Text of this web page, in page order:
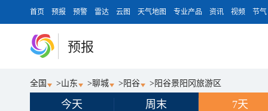
首页 预报 预警 雷达 云图 天气地图 专业产品 资讯 视频 节气
预报
全国 >山东 >聊城 > 阳谷 > 阳谷景阳冈旅游区
今天 周末 7天